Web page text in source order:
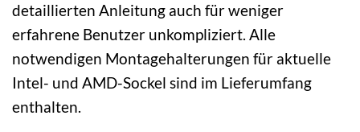
detaillierten Anleitung auch für weniger
erfahrene Benutzer unkompliziert. Alle
notwendigen Montagehalterungen für aktuelle
Intel- und AMD-Sockel sind im Lieferumfang
enthalten.